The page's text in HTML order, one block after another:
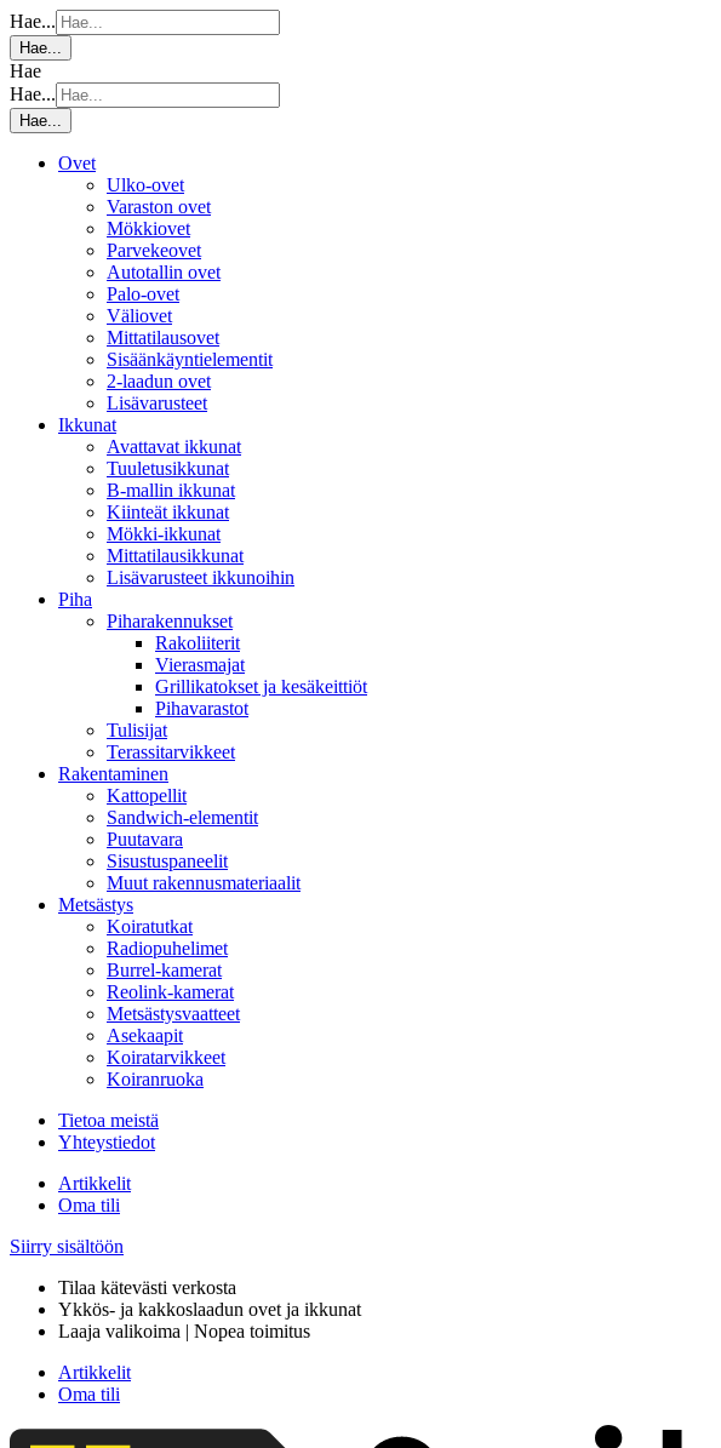
Hae...
Hae...
Hae
Hae...
Hae...
Ovet
Ulko-ovet
Varaston ovet
Mökkiovet
Parvekeovet
Autotallin ovet
Palo-ovet
Väliovet
Mittatilausovet
Sisäänkäyntielementit
2-laadun ovet
Lisävarusteet
Ikkunat
Avattavat ikkunat
Tuuletusikkunat
B-mallin ikkunat
Kiinteät ikkunat
Mökki-ikkunat
Mittatilausikkunat
Lisävarusteet ikkunoihin
Piha
Piharakennukset
Rakoliiterit
Vierasmajat
Grillikatokset ja kesäkeittiöt
Pihavarastot
Tulisijat
Terassitarvikkeet
Rakentaminen
Kattopellit
Sandwich-elementit
Puutavara
Sisustuspaneelit
Muut rakennusmateriaalit
Metsästys
Koiratutkat
Radiopuhelimet
Burrel-kamerat
Reolink-kamerat
Metsästysvaatteet
Asekaapit
Koiratarvikkeet
Koiranruoka
Tietoa meistä
Yhteystiedot
Artikkelit
Oma tili
Siirry sisältöön
Tilaa kätevästi verkosta
Ykkös- ja kakkoslaadun ovet ja ikkunat
Laaja valikoima | Nopea toimitus
Artikkelit
Oma tili